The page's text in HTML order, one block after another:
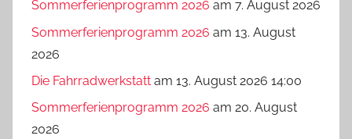
Sommerferienprogramm 2026 am 7. August 2026
Sommerferienprogramm 2026 am 13. August
2026
Die Fahrradwerkstatt am 13. August 2026 14:00
Sommerferienprogramm 2026 am 20. August
2026